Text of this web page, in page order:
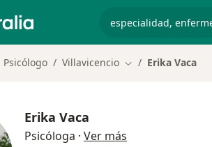
Psicólogo Villavicencio Cambiar de ciudad
Erika Vaca
Erika Vaca
Psicóloga · Ver más